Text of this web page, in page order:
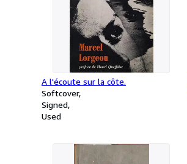
A l'écoute sur la côte.
Softcover
Signed
Used